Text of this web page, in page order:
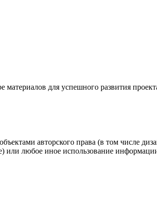
для успешного развития
авторского права (в том числе
или любое иное использование